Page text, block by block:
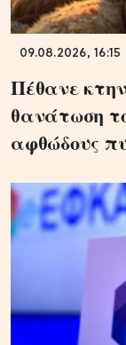
09.08.2026, 16:15
Πέθανε
θανάτωση
αφθώδους